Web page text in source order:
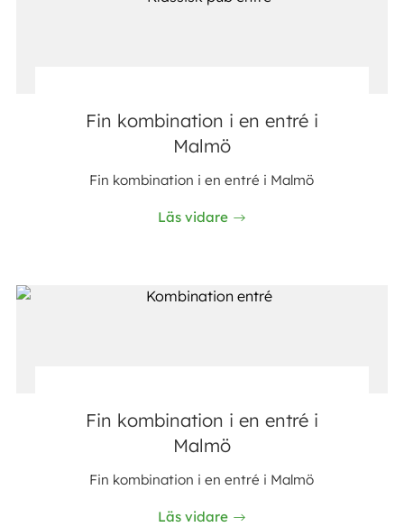
Fin kombination i en entré i
Malmö
Fin kombination i en entré i Malmö
Läs vidare
Fin kombination i en entré i
Malmö
Fin kombination i en entré i Malmö
Läs vidare